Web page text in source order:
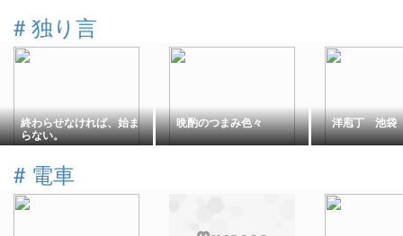
# 独り言
終わらせなければ、始ま
らない。
晩酌のつまみ色々 洋庖丁 池袋
# 電車